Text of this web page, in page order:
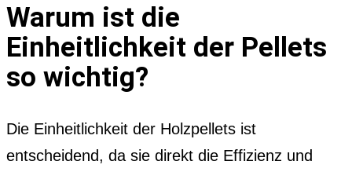
Warum ist die
Einheitlichkeit der Pellets
so wichtig?
Die Einheitlichkeit der Holzpellets ist
entscheidend, da sie direkt die Effizienz und